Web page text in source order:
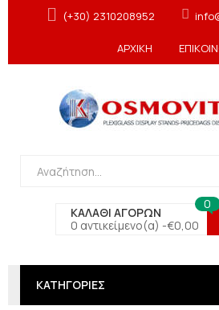
(+30) 2310208952
ΑΡΧΙΚΗ
ΚΑΛΑΘΙ ΑΓΟΡΩΝ
0 αντικείμενο(α) -€0,00
0
ΚΑΤΗΓΟΡΙΕΣ